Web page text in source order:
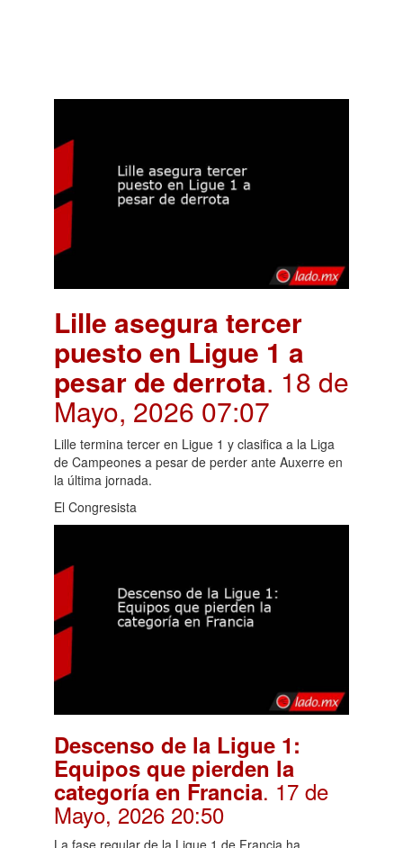
Lille asegura tercer
puesto en Ligue 1 a
pesar de derrota. 18 de
Mayo, 2026 07:07
Lille termina tercer en Ligue 1 y clasifica a la Liga
de Campeones a pesar de perder ante Auxerre en
la última jornada.
El Congresista
Descenso de la Ligue 1:
Equipos que pierden la
categoría en Francia. 17 de
Mayo, 2026 20:50
La fase regular de la Ligue 1 de Francia ha